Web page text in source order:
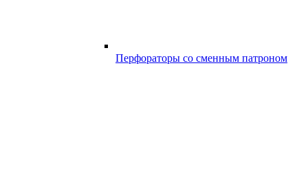
Перфораторы со сменным патроном